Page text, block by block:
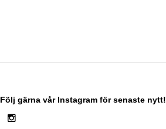
Följ gärna vår Instagram för senaste nytt!